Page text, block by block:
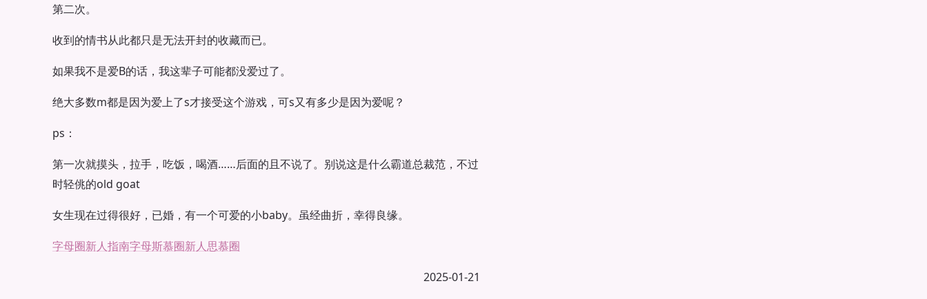
第二次。
收到的情书从此都只是无法开封的收藏而已。
如果我不是爱B的话，我这辈子可能都没爱过了。
绝大多数m都是因为爱上了s才接受这个游戏，可s又有多少是因为爱呢？
ps：
第一次就摸头，拉手，吃饭，喝酒……后面的且不说了。别说这是什么霸道总裁范，不过
时轻佻的old goat
女生现在过得很好，已婚，有一个可爱的小baby。虽经曲折，幸得良缘。
字母圈新人指南字母斯慕圈新人思慕圈
2025-01-21